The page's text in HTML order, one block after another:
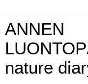
ANNEN
nature